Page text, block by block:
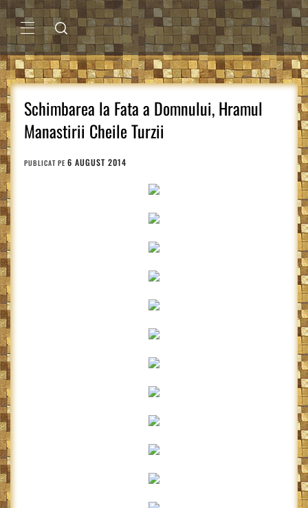
Sari
la
conținutMENIU
PRINCIPAL
Schimbarea la Fata a Domnului, Hramul
Manastirii Cheile Turzii
PUBLICAT PE 6 AUGUST 2014